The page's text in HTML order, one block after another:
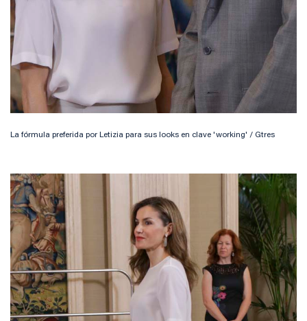
La fórmula preferida por Letizia para sus looks en clave 'working' / Gtres